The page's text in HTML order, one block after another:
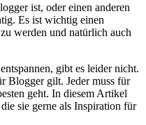
ist, oder einen anderen
Es ist wichtig einen
werden und natürlich auch
gibt es leider nicht.
Blogger gilt. Jeder muss für
geht. In diesem Artikel
sie gerne als Inspiration für